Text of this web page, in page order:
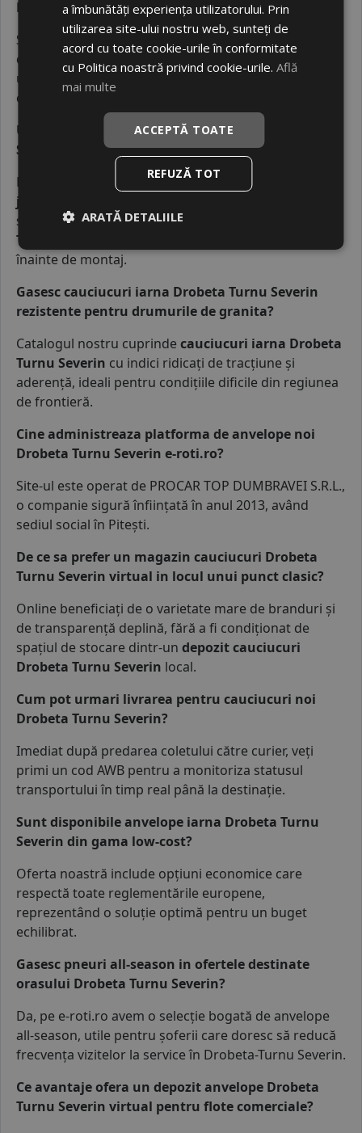
Drobeta Turnu Severin noi?
Serviciul deechilibrare roti Drobeta Turnu Severin
elimină vibrațiile deranjante din volan și previne
uzura neuniformă a cauciucului, protejând
elementele suspensiei.
Unde pot face o indreptare jante Drobeta Turnu
Severin dupa primirea coletului?
După ce primiți pneurile din categoria cauciucuri
jante Drobeta Turnu Severin
service local specializat înindreptare jante Drobeta
Turnu Severin
înainte de montaj.
Gasesc cauciucuri iarna Drobeta Turnu Severin
rezistente pentru drumurile de granita?
Catalogul nostru cuprinde cauciucuri iarna Drobeta
Turnu Severin cu indici ridicați de tracțiune și
aderență, ideali pentru condițiile dificile din regiunea
de frontieră.
Cine administreaza platforma de anvelope noi
Drobeta Turnu Severin e-roti.ro?
Site-ul este operat de PROCAR TOP DUMBRAVEI S.R.L.,
o companie sigură înființată în anul 2013, având
sediul social în Pitești.
De ce sa prefer un magazin cauciucuri Drobeta
Turnu Severin virtual in locul unui punct clasic?
Online beneficiați de o varietate mare de branduri și
de transparență deplină, fără a fi condiționat de
spațiul de stocare dintr-un depozit cauciucuri
Drobeta Turnu Severin local.
Cum pot urmari livrarea pentru cauciucuri noi
Drobeta Turnu Severin?
Imediat după predarea coletului către curier, veți
primi un cod AWB pentru a monitoriza statusul
transportului în timp real până la destinație.
Sunt disponibile anvelope iarna Drobeta Turnu
Severin din gama low-cost?
Oferta noastră include opțiuni economice care
respectă toate reglementările europene,
reprezentând o soluție optimă pentru un buget
echilibrat.
Gasesc pneuri all-season in ofertele destinate
orasului Drobeta Turnu Severin?
Da, pe e-roti.ro avem o selecție bogată de anvelope
all-season, utile pentru șoferii care doresc să reducă
frecvența vizitelor la service în Drobeta-Turnu Severin.
Ce avantaje ofera un depozit anvelope Drobeta
Turnu Severin virtual pentru flote comerciale?
a îmbunătăți experiența utilizatorului. Prin
utilizarea site-ului nostru web, sunteți de
acord cu toate cookie-urile în conformitate
cu Politica noastră privind cookie-urile.Află
mai multe
ACCEPTĂ TOATE
REFUZĂ TOT
ARATĂ DETALIILE